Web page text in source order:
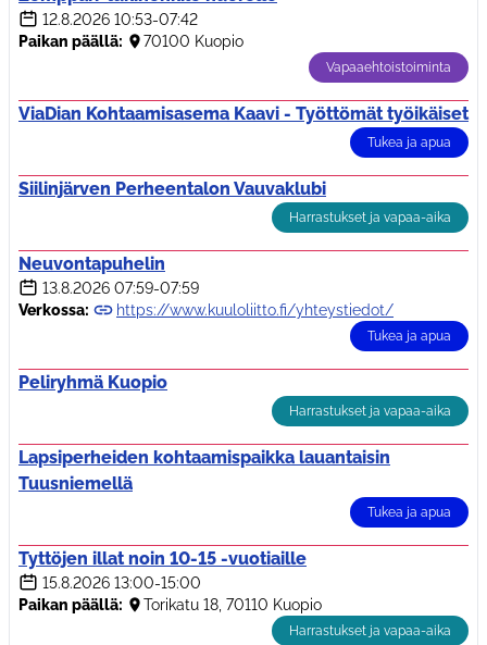
12.8.2026 10:53-07:42
Paikan päällä:
70100 Kuopio
Vapaaehtoistoiminta
ViaDian Kohtaamisasema Kaavi - Työttömät työikäiset
Tukea ja apua
Siilinjärven Perheentalon Vauvaklubi
Harrastukset ja vapaa-aika
Neuvontapuhelin
13.8.2026 07:59-07:59
Verkossa:
https://www.kuuloliitto.fi/yhteystiedot/
Tukea ja apua
Peliryhmä Kuopio
Harrastukset ja vapaa-aika
Lapsiperheiden kohtaamispaikka lauantaisin
Tuusniemellä
Tukea ja apua
Tyttöjen illat noin 10-15 -vuotiaille
15.8.2026 13:00-15:00
Paikan päällä:
Torikatu 18, 70110 Kuopio
Harrastukset ja vapaa-aika